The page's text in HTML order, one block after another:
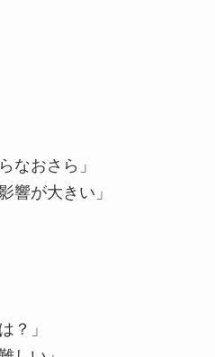
なおさら」
響が大きい」
？」